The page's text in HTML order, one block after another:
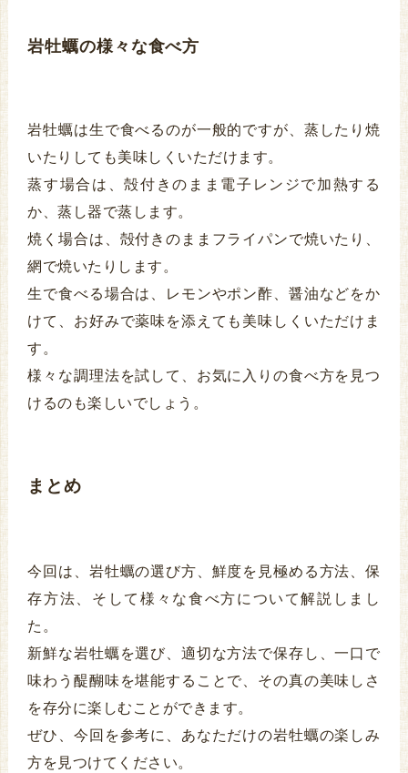
岩牡蠣の様々な食べ方
岩牡蠣は生で食べるのが一般的ですが、蒸したり焼
いたりしても美味しくいただけます。
蒸す場合は、殻付きのまま電子レンジで加熱する
か、蒸し器で蒸します。
焼く場合は、殻付きのままフライパンで焼いたり、
網で焼いたりします。
生で食べる場合は、レモンやポン酢、醤油などをか
けて、お好みで薬味を添えても美味しくいただけま
す。
様々な調理法を試して、お気に入りの食べ方を見つ
けるのも楽しいでしょう。
まとめ
今回は、岩牡蠣の選び方、鮮度を見極める方法、保
存方法、そして様々な食べ方について解説しまし
た。
新鮮な岩牡蠣を選び、適切な方法で保存し、一口で
味わう醍醐味を堪能することで、その真の美味しさ
を存分に楽しむことができます。
ぜひ、今回を参考に、あなただけの岩牡蠣の楽しみ
方を見つけてください。